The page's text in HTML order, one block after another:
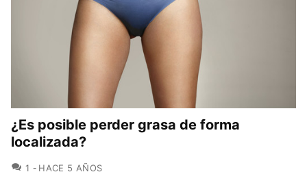
¿Es posible perder grasa de forma
localizada?
1 COMENTARIOS
HACE 5 AÑOS